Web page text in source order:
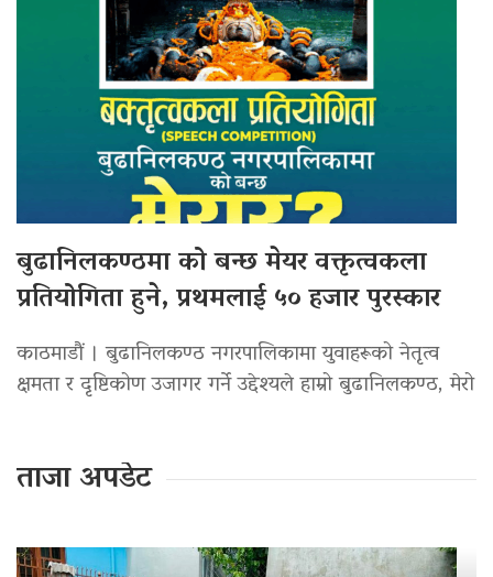
बुढानिलकण्ठमा को बन्छ मेयर वक्तृत्वकला
प्रतियोगिता हुने, प्रथमलाई ५० हजार पुरस्कार
काठमाडौं । बुढानिलकण्ठ नगरपालिकामा युवाहरूको नेतृत्व
क्षमता र दृष्टिकोण उजागर गर्ने उद्देश्यले हाम्रो बुढानिलकण्ठ, मेरो
ताजा अपडेट